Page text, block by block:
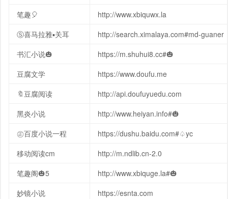
笔趣🎈
http://www.xbiquwx.la
Ⓢ喜马拉雅▪︎关耳
http://search.ximalaya.com#md-guaner
书汇小说🎃
https://m.shuhui8.cc#🎃
豆腐文学
https://www.doufu.me
🔖豆腐阅读
http://api.doufuyuedu.com
黑炎小说
http://www.heiyan.info#🎃
㊣百度小说一程
https://dushu.baidu.com#♤yc
移动阅读cm
http://m.ndlib.cn-2.0
笔趣阁🎃5
http://www.xbiquge.la#🎃
妙镜小说
https://esnta.com